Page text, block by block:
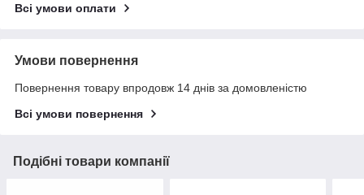
Всі умови оплати
Умови повернення
Повернення товару впродовж 14 днів за домовленістю
Всі умови повернення
Подібні товари компанії